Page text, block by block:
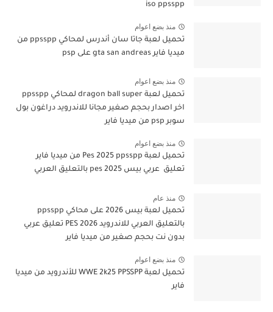
iso ppsspp
منذ بضع اعوام
تحميل لعبة جاتا سان أندرس لمحاكي ppsspp من
ميديا فاير gta san andreas على psp
منذ بضع اعوام
تحميل لعبة dragon ball super لمحاكي ppsspp
اخر اصدار بحجم صغير مجانا للاندرويد دراغون بول
سوبر psp من ميديا فاير
منذ بضع اعوام
تحميل لعبة Pes 2025 ppsspp من ميديا فاير
تعليق عربي بيس pes 2025 بالتعليق العربي
منذ عام
تحميل لعبة بيس 2026 على محاكي ppsspp
بالتعليق العربي للاندرويد PES 2026 تعليق عربي
بدون نت بحجم صغير من ميديا فاير
منذ بضع اعوام
تحميل لعبة WWE 2k25 PPSSPP للأندرويد من ميديا
فاير